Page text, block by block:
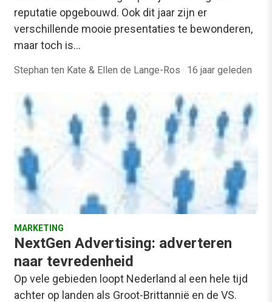
reputatie opgebouwd. Ook dit jaar zijn er
verschillende mooie presentaties te bewonderen,
maar toch is…
Stephan ten Kate & Ellen de Lange-Ros · 16 jaar geleden
MARKETING
NextGen Advertising: adverteren
naar tevredenheid
Op vele gebieden loopt Nederland al een hele tijd
achter op landen als Groot-Brittannië en de VS.